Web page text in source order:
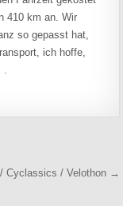
410 km an. Wir
so gepasst hat,
ich hoffe,
.
Cyclassics / Velothon →